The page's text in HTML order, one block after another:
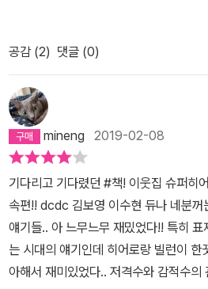
은 컨셉을 갖고 있으면 더 재밌죠. 잘 차
수 많은 밥상 받은 기분 아니겠어요.이런
금 제일 먼저 떠오르는 건 <다행히, 졸
확하게 기억이 안 나서 어쨌든 졸업이었
튼 시리즈를 너무 열심히 읽다보니...) 우
헤매다가 겨우 찾았지만요. 여하간 이 책
시작합니다. 오프닝 전문 작가셨던 걸까
찾아 듣다보니 <책, 이게 뭐라고>도 즐
어 만들어진(내 맘대로 머릿속에서 만든
지 좀 예민하고 시니컬한 패턴을 띠고
히, 그런 면모를 느끼고야 말았습니다.
님을(갑자기 작가'님' ...) 많-이 닮은 게
공감 (2) 댓글 (0)
mineng 2019-02-08
기다리고 기다렸던 #책! 이웃집 슈퍼히
속편!! dcdc 김보영 이수현 듀나 네분꺼
얘기들.. 아 느무느무 재밌었다!! 특히
는 시대의 얘기인데 히어로랑 빌런이 한
아해서 재미있었다.. 저격수와 감적수의